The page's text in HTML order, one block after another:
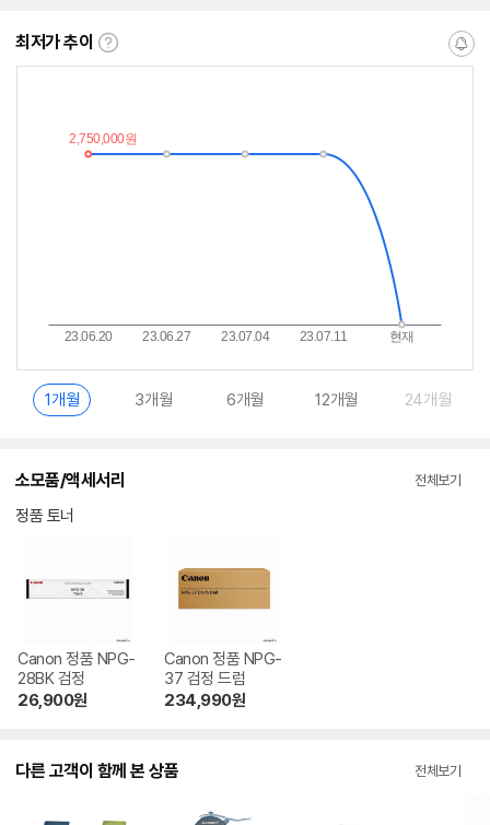
최저가 추이
최
이
란?
알
1개월 3개월 6개월 12개월 24개월
소모품/액세서리 전체보기
정품 토너
Canon 정품 NPG-
28BK 검정
26,900원
Canon 정품 NPG-
37 검정 드럼
234,990원
다른 고객이 함께 본 상품 전체보기